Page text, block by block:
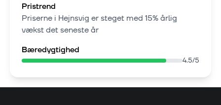
Pristrend
Priserne i Hejnsvig er steget med 15% årlig
vækstdet seneste år
Bæredygtighed
4.5/5